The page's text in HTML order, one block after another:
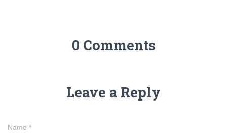
0 Comments
Leave a Reply
Name *